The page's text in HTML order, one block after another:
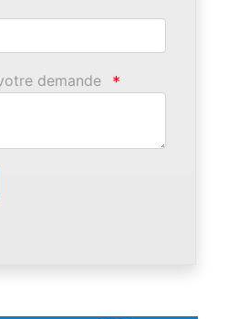
demande *